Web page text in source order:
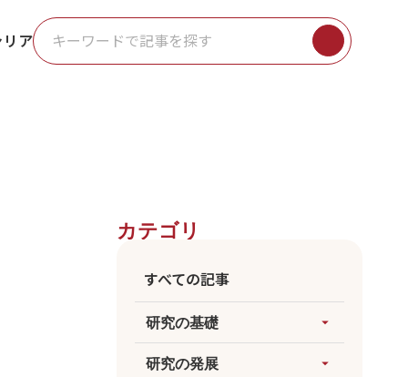
リア
カテゴリ
すべての記事
研究の基礎 arrow_drop_up
すべてを見る
研究の発展 arrow_drop_up